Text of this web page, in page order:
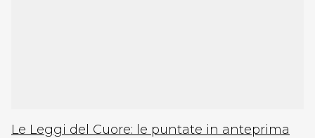
Le Leggi del Cuore: le puntate in anteprima